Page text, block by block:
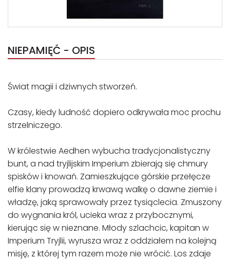
NIEPAMIĘĆ - OPIS
Świat magii i dziwnych stworzeń.
Czasy, kiedy ludność dopiero odkrywała moc prochu
strzelniczego.
W królestwie Aedhen wybucha tradycjonalistyczny
bunt, a nad tryjlijskim Imperium zbierają się chmury
spisków i knowań. Zamieszkujące górskie przełęcze
elfie klany prowadzą krwawą walkę o dawne ziemie i
władzę, jaką sprawowały przez tysiąclecia. Zmuszony
do wygnania król, ucieka wraz z przybocznymi,
kierując się w nieznane. Młody szlachcic, kapitan w
Imperium Tryjlii, wyrusza wraz z oddziałem na kolejną
misję, z której tym razem może nie wrócić. Los zdaje